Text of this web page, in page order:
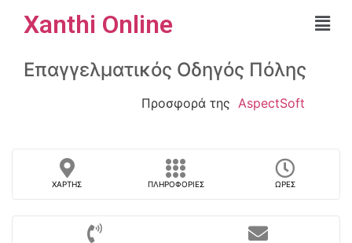
Xanthi Online
Επαγγελματικός Οδηγός Πόλης
Προσφορά της AspectSoft
ΧΆΡΤΗΣ ΠΛΗΡΟΦΟΡΊΕΣ ΏΡΕΣ